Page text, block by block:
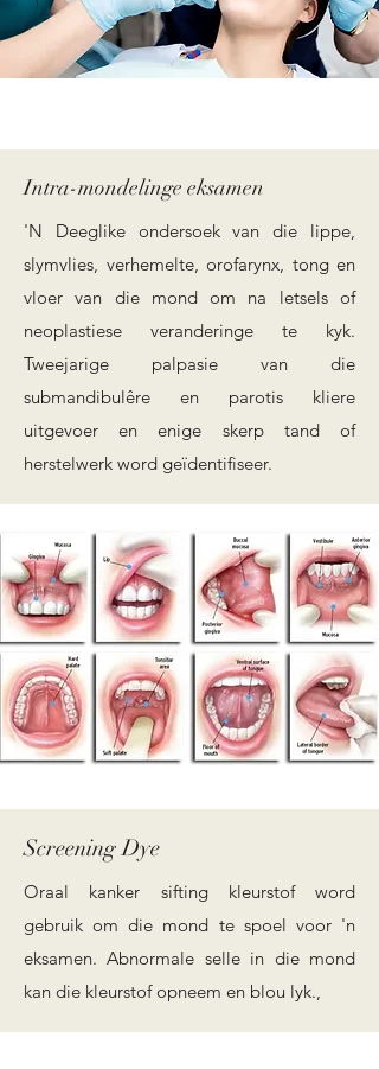
Intra-mondelinge eksamen
'N Deeglike ondersoek van die lippe,
slymvlies, verhemelte, orofarynx, tong en
vloer van die mond om na letsels of
neoplastiese veranderinge te kyk.
Tweejarige palpasie van die
submandibulêre en parotis kliere
uitgevoer en enige skerp tand of
herstelwerk word geïdentifiseer.
Screening Dye
Oraal kanker sifting kleurstof word
gebruik om die mond te spoel voor 'n
eksamen. Abnormale selle in die mond
kan die kleurstof opneem en blou lyk.,